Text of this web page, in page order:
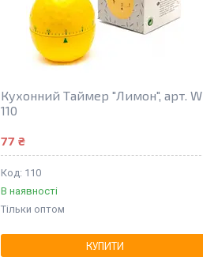
Кухонний Таймер "Лимон", арт. W
110
77 ₴
110
В наявності
Тільки оптом
КУПИТИ